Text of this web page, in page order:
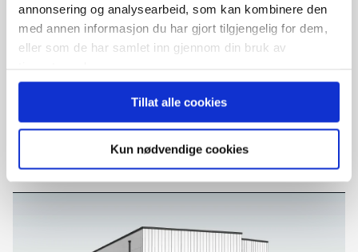
annonsering og analysearbeid, som kan kombinere den
med annen informasjon du har gjort tilgjengelig for dem,
eller som de har samlet inn gjennom din bruk av
Tillat alle cookies
Kun nødvendige cookies
Hammarslandsdalen, 5382 Skogsvåg
Enebolig med Carport.
6 640 000 kr